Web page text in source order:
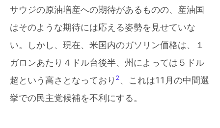
サウジの原油増産への期待があるものの、産油国
はそのような期待には応える姿勢を見せていな
い。しかし、現在、米国内のガソリン価格は、１
ガロンあたり４ドル台後半、州によっては５ドル
超という高さとなっており 2、これは11月の中間選
挙での民主党候補を不利にする。